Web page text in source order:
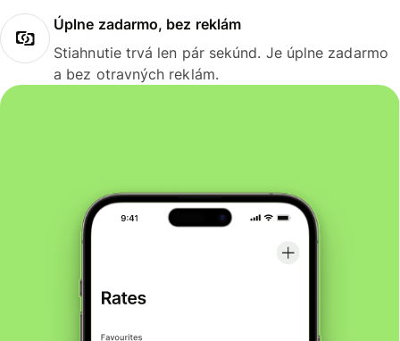
Úplne zadarmo, bez reklám
Stiahnutie trvá len pár sekúnd. Je úplne zadarmo
a bez otravných reklám.